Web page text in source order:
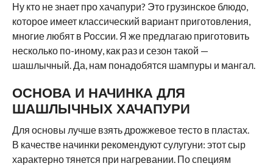
Ну кто не знает про хачапури? Это грузинское блюдо,
которое имеет классический вариант приготовления,
многие любят в России. Я же предлагаю приготовить
несколько по-иному, как раз и сезон такой —
шашлычный. Да, нам понадобятся шампуры и мангал.
ОСНОВА И НАЧИНКА ДЛЯ
ШАШЛЫЧНЫХ ХАЧАПУРИ
Для основы лучше взять дрожжевое тесто в пластах.
В качестве начинки рекомендуют сулугуни: этот сыр
характерно тянется при нагревании. По специям